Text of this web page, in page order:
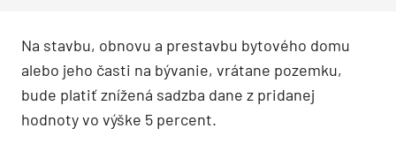
Na stavbu, obnovu a prestavbu bytového domu
alebo jeho časti na bývanie, vrátane pozemku,
bude platiť znížená sadzba dane z pridanej
hodnoty vo výške 5 percent.